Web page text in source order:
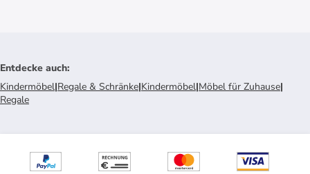
Entdecke auch:
Kindermöbel|Regale & Schränke|Kindermöbel|Möbel für Zuhause|
Regale